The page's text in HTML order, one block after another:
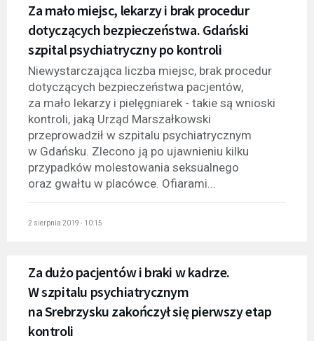
Za mało miejsc, lekarzy i brak procedur
dotyczących bezpieczeństwa. Gdański
szpital psychiatryczny po kontroli
Niewystarczająca liczba miejsc, brak procedur
dotyczących bezpieczeństwa pacjentów,
za mało lekarzy i pielęgniarek - takie są wnioski
kontroli, jaką Urząd Marszałkowski
przeprowadził w szpitalu psychiatrycznym
w Gdańsku. Zlecono ją po ujawnieniu kilku
przypadków molestowania seksualnego
oraz gwałtu w placówce. Ofiarami...
2 sierpnia 2019 - 10:15
Za dużo pacjentów i braki w kadrze.
W szpitalu psychiatrycznym
na Srebrzysku zakończył się pierwszy etap
kontroli